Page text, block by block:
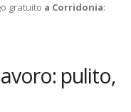
gratuito a Corridonia:
pulito,